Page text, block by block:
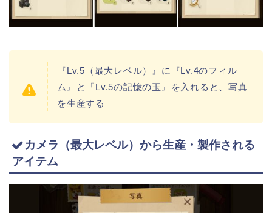
『Lv.5（最大レベル）』に『Lv.4のフィル
ム』と『Lv.5の記憶の玉』を入れると、写真
を生産する
カメラ（最大レベル）から生産・製作される
アイテム